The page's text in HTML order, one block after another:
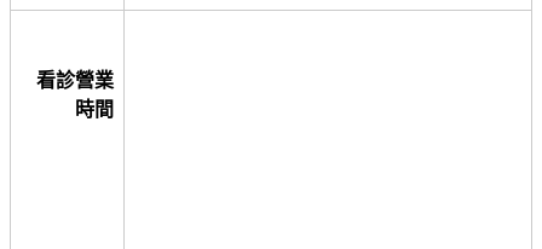
看診營業
時間